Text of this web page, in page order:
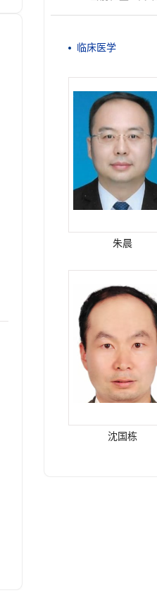
临床医学
朱晨
沈国栋